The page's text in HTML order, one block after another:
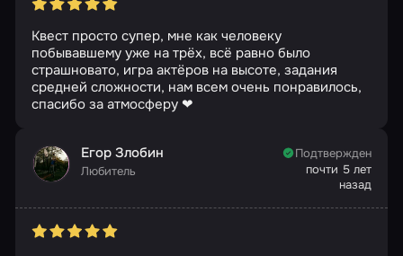
Квест просто супер, мне как человеку
побывавшему уже на трëх, всё равно было
страшновато, игра актëров на высоте, задания
средней сложности, нам всем очень понравилось,
спасибо за атмосферу ❤
Егор Злобин
Любитель
Подтвержден
почти 5 лет
назад